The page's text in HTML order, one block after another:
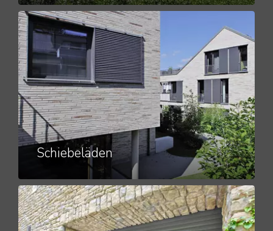
Schiebeläden